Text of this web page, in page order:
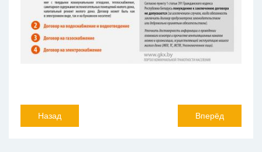
Назад Вперёд